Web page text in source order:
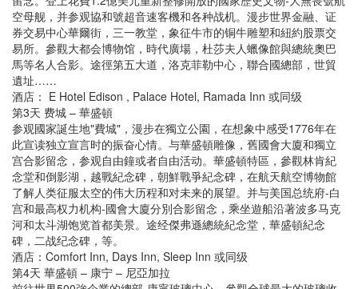
空母舰，并参观協和號超音速客機和各种战机。漫步世界金融、证
券交易中心華爾街，三一教堂，象征牛市的铜牛雕塑和紐約股票交
易所。參觀大都会博物馆，時代廣場，杜莎夫人蠟像館與總統奧巴
馬等名人合影。途徑第五大道，洛克菲勒中心，聯合國總部，世貿
遺址……
酒店： E Hotel Edison , Palace Hotel, Ramada Inn 或同级
第3天 费城 – 華盛頓
参观國家誕生地"費城"，漫步在獨立公園，在想象中感受1776年在
此宣读独立宣言时的振奋心情。与華盛頓雕像，舊國會大廈和獨立
宫合影留念，参观自由鐘或者自由活动。華盛頓特區，參觀林肯紀
念堂和倒影湖，越戰紀念碑，朝鮮戰爭紀念碑，在航天航空博物館
了解人类征服太空的伟大历程和对未来的展望。并与美国总统府-白
宫和最高权力机构-國會大廈分別合影留念，乘坐遊船沿著波多马克
河和太斗湖饱览首都美景。途经傑弗遜總統紀念堂，華盛頓紀念
碑，二战纪念碑，等。
酒店：Comfort Inn, Days Inn, Sleep Inn 或同级
第4天 華盛頓 – 康宁 – 尼亞加拉